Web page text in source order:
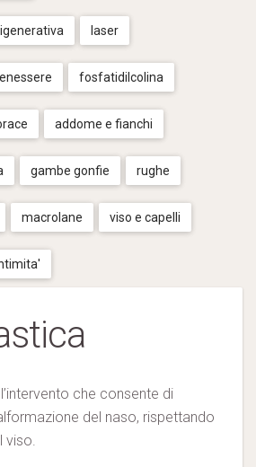
laser
fosfatidilcolina
addome e fianchi
gambe gonfie rughe
macrolane viso e capelli
che consente di
del naso, rispettando
viso.